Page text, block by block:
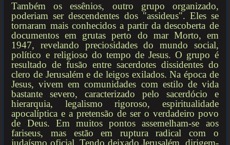
Também os essênios, outro grupo organizado,
poderiam ser descendentes dos "assideus". Eles se
tornaram mais conhecidos a partir da descoberta de
documentos em grutas perto do mar Morto, em
1947, revelando preciosidades do mundo social,
político e religioso do tempo de Jesus. O grupo é
resultado de fusão entre sacerdotes dissidentes do
clero de Jerusalém e de leigos exilados. Na época de
Jesus, vivem em comunidades com estilo de vida
bastante severo, caracterizado pelo sacerdócio e
hierarquia, legalismo rigoroso, espiritualidade
apocalíptica e a pretensão de ser o verdadeiro povo
de Deus. Em muitos pontos assemelham-se aos
fariseus, mas estão em ruptura radical com o
judaísmo oficial. Tendo deixado Jerusalém, dirigem-